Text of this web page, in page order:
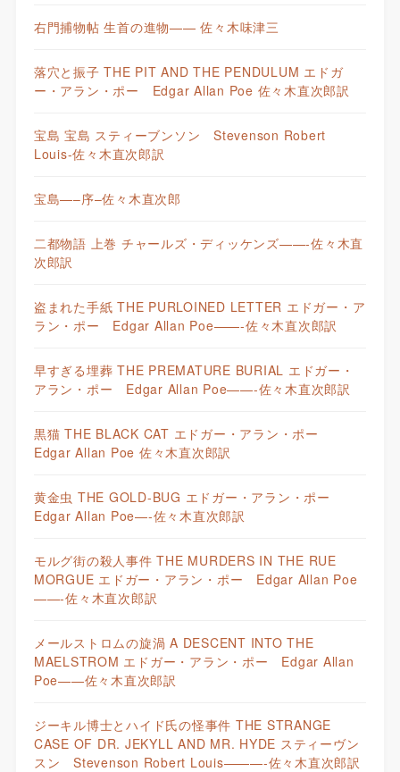
右門捕物帖 生首の進物—— 佐々木味津三
落穴と振子 THE PIT AND THE PENDULUM エドガ
ー・アラン・ポー Edgar Allan Poe 佐々木直次郎訳
宝島 宝島 スティーブンソン Stevenson Robert
Louis-佐々木直次郎訳
宝島—–序–佐々木直次郎
二都物語 上巻 チャールズ・ディッケンズ——-佐々木直
次郎訳
盗まれた手紙 THE PURLOINED LETTER エドガー・ア
ラン・ポー Edgar Allan Poe——-佐々木直次郎訳
早すぎる埋葬 THE PREMATURE BURIAL エドガー・
アラン・ポー Edgar Allan Poe——-佐々木直次郎訳
黒猫 THE BLACK CAT エドガー・アラン・ポー
Edgar Allan Poe 佐々木直次郎訳
黄金虫 THE GOLD-BUG エドガー・アラン・ポー
Edgar Allan Poe—-佐々木直次郎訳
モルグ街の殺人事件 THE MURDERS IN THE RUE
MORGUE エドガー・アラン・ポー Edgar Allan Poe
——-佐々木直次郎訳
メールストロムの旋渦 A DESCENT INTO THE
MAELSTROM エドガー・アラン・ポー Edgar Allan
Poe——佐々木直次郎訳
ジーキル博士とハイド氏の怪事件 THE STRANGE
CASE OF DR. JEKYLL AND MR. HYDE スティーヴン
スン Stevenson Robert Louis———-佐々木直次郎訳